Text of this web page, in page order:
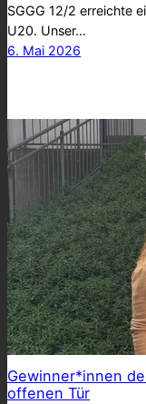
SGGG 12/2 erreichte
U20. Unser…
6. Mai 2026
Gewinner*innen
offenen Tür